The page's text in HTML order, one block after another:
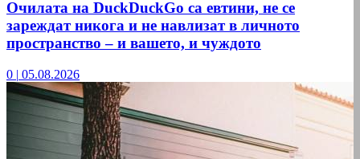
Очилата на DuckDuckGo са евтини, не се
зареждат никога и не навлизат в личното
пространство – и вашето, и чуждото
0 | 05.08.2026